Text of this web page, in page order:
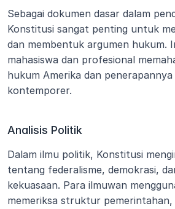
Sebagai dokumen dasar dalam
Konstitusi sangat penting untuk
dan membentuk argumen hukum.
mahasiswa dan profesional
hukum Amerika dan
kontemporer.
Analisis Politik
Dalam ilmu politik, Konstitusi
tentang federalisme, demokrasi,
kekuasaan. Para ilmuwan
memeriksa struktur pemerintahan,